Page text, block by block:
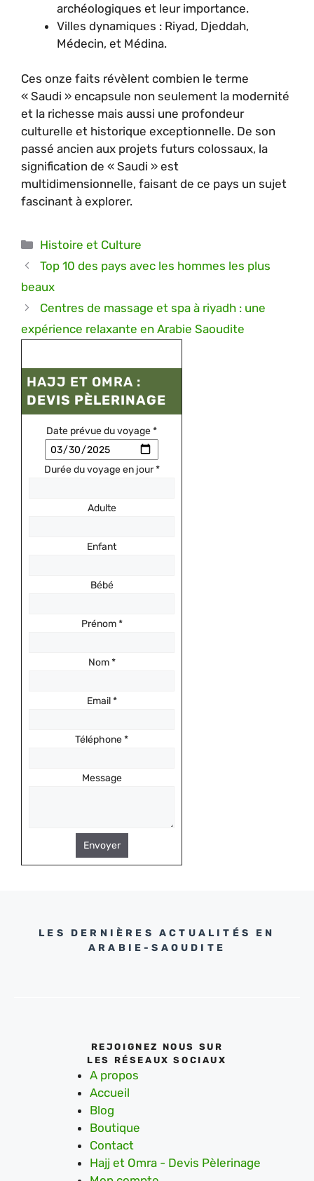
archéologiques et leur importance.
Villes dynamiques : Riyad, Djeddah,
Médecin, et Médina.
Ces onze faits révèlent combien le terme
« Saudi » encapsule non seulement la modernité
et la richesse mais aussi une profondeur
culturelle et historique exceptionnelle. De son
passé ancien aux projets futurs colossaux, la
signification de « Saudi » est
multidimensionnelle, faisant de ce pays un sujet
fascinant à explorer.
Catégories
Histoire et Culture
Top 10 des pays avec les hommes les plus
beaux
Centres de massage et spa à riyadh : une
expérience relaxante en Arabie Saoudite
HAJJ ET OMRA :
DEVIS PÈLERINAGE
Date prévue du voyage*
Durée du voyage en jour*
Adulte
Enfant
Bébé
Prénom*
Nom*
Email*
Téléphone*
Message
Envoyer
LES DERNIÈRES ACTUALITÉS EN
ARABIE-SAOUDITE
REJOIGNEZ NOUS SUR
LES RÉSEAUX SOCIAUX
A propos
Accueil
Blog
Boutique
Contact
Hajj et Omra - Devis Pèlerinage